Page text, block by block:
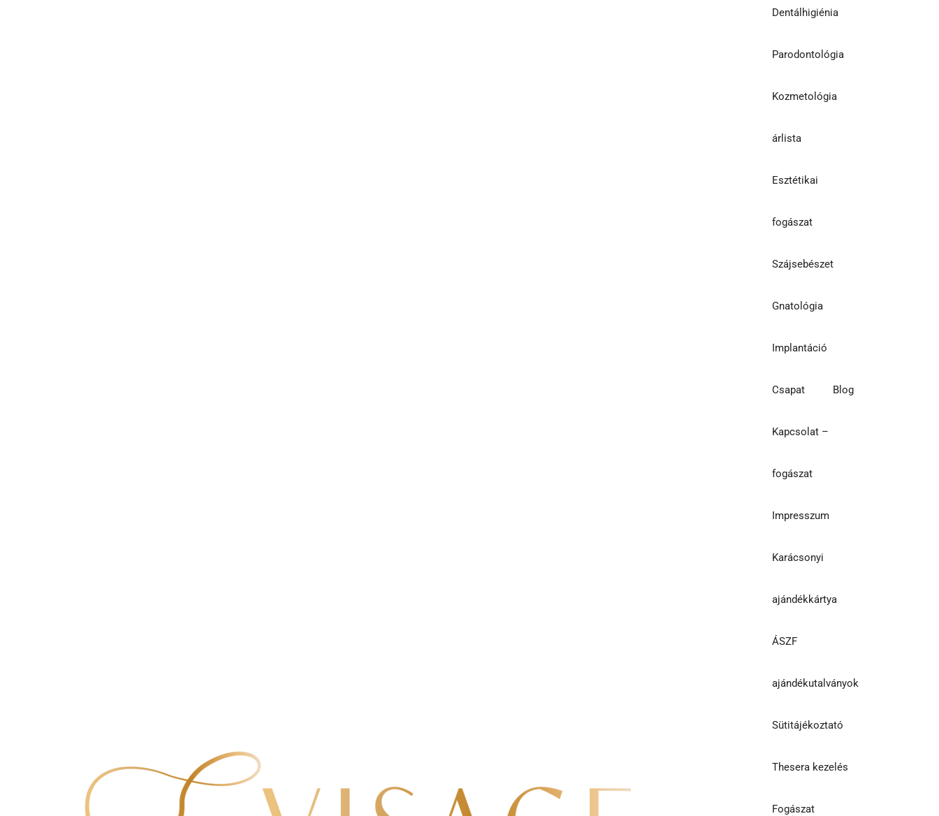
Dentálhigiénia
Parodontológia
Kozmetológia
árlista
Esztétikai
fogászat
Szájsebészet
Gnatológia
Implantáció
Csapat Blog
Kapcsolat –
fogászat
Impresszum
Karácsonyi
ajándékkártya
ÁSZF
ajándékutalványok
Sütitájékoztató
Thesera kezelés
Fogászat